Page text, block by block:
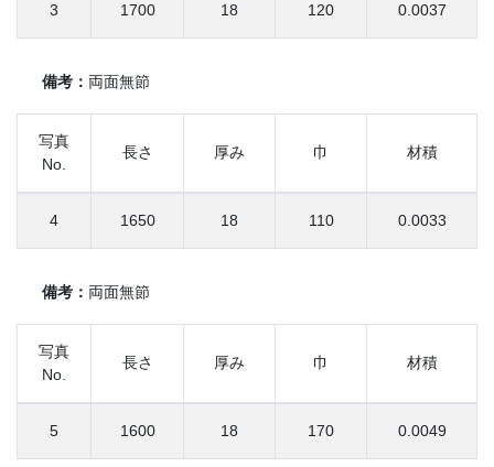
3 1700 18 120 0.0037
備考： 両面無節
写真
No.
長さ 厚み 巾 材積
4 1650 18 110 0.0033
備考： 両面無節
写真
No.
長さ 厚み 巾 材積
5 1600 18 170 0.0049